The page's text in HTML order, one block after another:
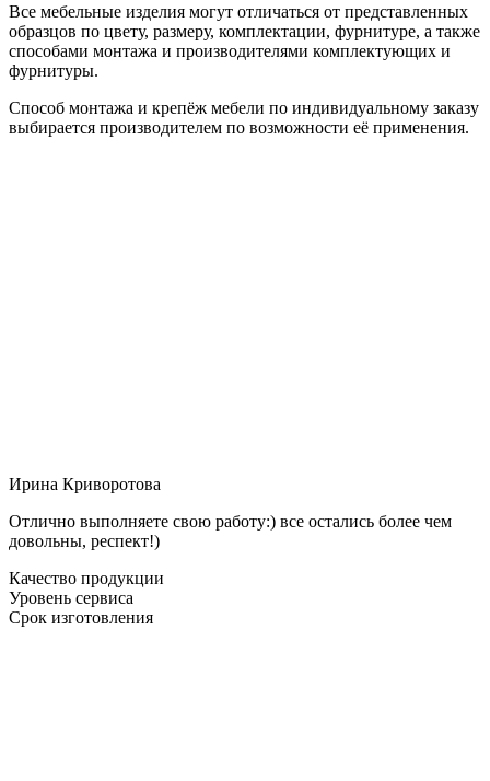
Все мебельные изделия могут отличаться от представленных
образцов по цвету, размеру, комплектации, фурнитуре, а также
способами монтажа и производителями комплектующих и
фурнитуры.
Способ монтажа и крепёж мебели по индивидуальному заказу
выбирается производителем по возможности её применения.
Ирина Криворотова
Отлично выполняете свою работу:) все остались более чем
довольны, респект!)
Качество продукции
Уровень сервиса
Срок изготовления